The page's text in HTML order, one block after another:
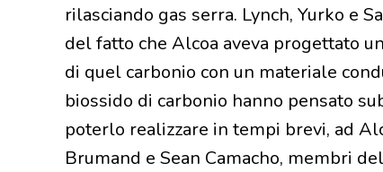
rilasciando gas serra. Lynch, Yurko e
del fatto che Alcoa aveva progettato
di quel carbonio con un materiale
biossido di carbonio hanno pensato
poterlo realizzare in tempi brevi, ad
Brumand e Sean Camacho, membri